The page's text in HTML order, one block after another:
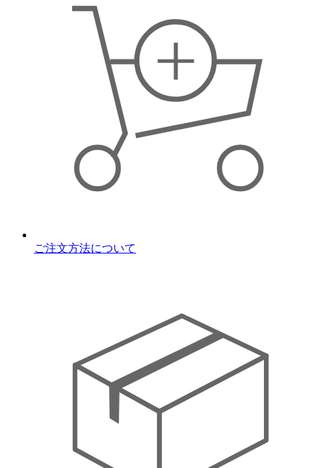
ご注文方法について